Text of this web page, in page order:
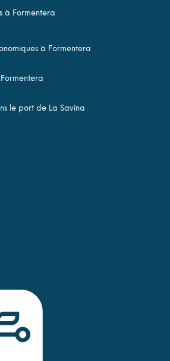
à Formentera
à Formentera
le port de La Savina